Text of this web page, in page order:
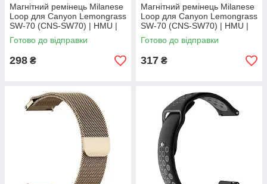
Магнітний ремінець Milanese
Loop для Canyon Lemongrass
SW-70 (CNS-SW70) | HMU |
20 мм | Rose Gold
Готово до відправки
298 ₴
Магнітний ремінець Milanese
Loop для Canyon Lemongrass
SW-70 (CNS-SW70) | HMU |
20 мм | champagne gold&blue
Готово до відправки
317 ₴